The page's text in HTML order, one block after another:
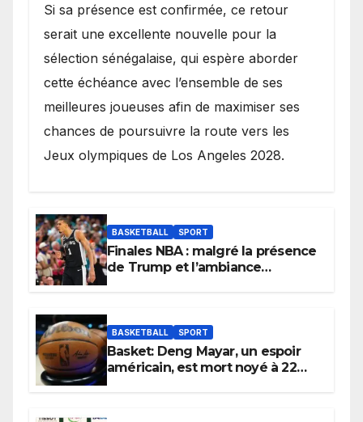
Si sa présence est confirmée, ce retour
serait une excellente nouvelle pour la
sélection sénégalaise, qui espère aborder
cette échéance avec l’ensemble de ses
meilleures joueuses afin de maximiser ses
chances de poursuivre la route vers les
Jeux olympiques de Los Angeles 2028.
BASKETBALL SPORT
Finales NBA : malgré la présence
de Trump et l’ambiance
BASKETBALL SPORT
Basket: Deng Mayar, un espoir
américain, est mort noyé à 22